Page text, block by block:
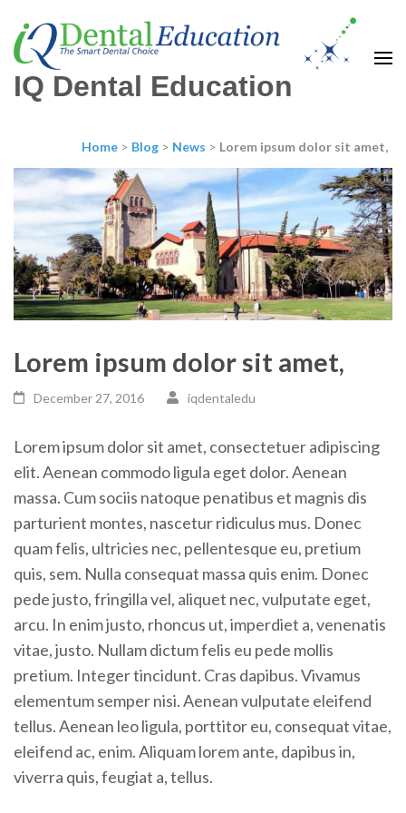
IQ Dental Education
Home > Blog > News > Lorem ipsum dolor sit amet,
Lorem ipsum dolor sit amet,
December 27, 2016 iqdentaledu
Lorem ipsum dolor sit amet, consectetuer adipiscing
elit. Aenean commodo ligula eget dolor. Aenean
massa. Cum sociis natoque penatibus et magnis dis
parturient montes, nascetur ridiculus mus. Donec
quam felis, ultricies nec, pellentesque eu, pretium
quis, sem. Nulla consequat massa quis enim. Donec
pede justo, fringilla vel, aliquet nec, vulputate eget,
arcu. In enim justo, rhoncus ut, imperdiet a, venenatis
vitae, justo. Nullam dictum felis eu pede mollis
pretium. Integer tincidunt. Cras dapibus. Vivamus
elementum semper nisi. Aenean vulputate eleifend
tellus. Aenean leo ligula, porttitor eu, consequat vitae,
eleifend ac, enim. Aliquam lorem ante, dapibus in,
viverra quis, feugiat a, tellus.